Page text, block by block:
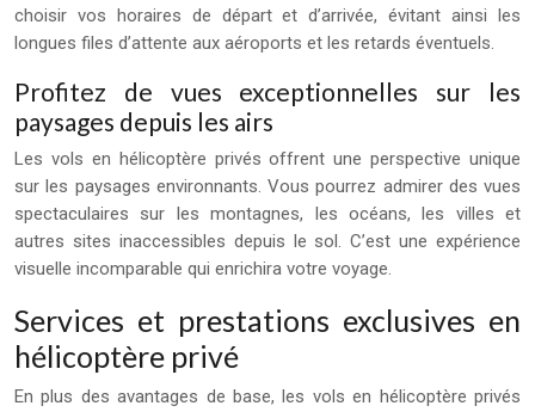
choisir vos horaires de départ et d’arrivée, évitant ainsi les
longues files d’attente aux aéroports et les retards éventuels.
Profitez de vues exceptionnelles sur les
paysages depuis les airs
Les vols en hélicoptère privés offrent une perspective unique
sur les paysages environnants. Vous pourrez admirer des vues
spectaculaires sur les montagnes, les océans, les villes et
autres sites inaccessibles depuis le sol. C’est une expérience
visuelle incomparable qui enrichira votre voyage.
Services et prestations exclusives en
hélicoptère privé
En plus des avantages de base, les vols en hélicoptère privés